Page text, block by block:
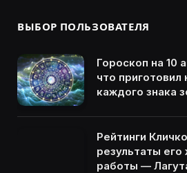
ВЫБОР ПОЛЬЗОВАТЕЛЯ
Гороскоп на 10
что
каждого знака
Рейтинги
результаты
работы —